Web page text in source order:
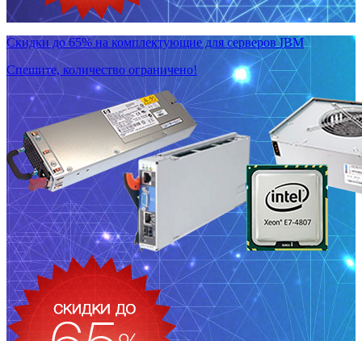
Скидки до 65% на комплектующие для серверов IBM
Спешите, количество ограничено!